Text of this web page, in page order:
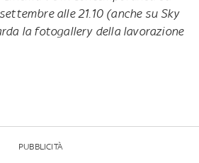
alle 21.10 (anche su Sky
la fotogallery della lavorazione
PUBBLICITÀ